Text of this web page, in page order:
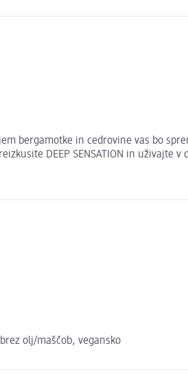
bergamotke in cedrovine vas bo
DEEP SENSATION in uživajte v
olj/maščob, vegansko